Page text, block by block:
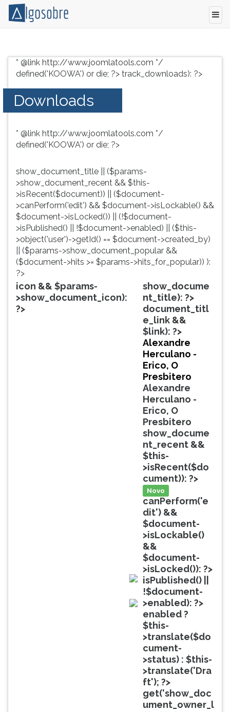
grátis
vestibular,
enem
concursos.
resumos
livros,
biografias,
profissões,
simulados
comentados.
Acessibilidade
leitor
TAB
depois
F
para
ouvir
conteúdo
principal
pular
essa
leitura
pressione
depois
pausar
* @link http://www.joomlatools.com */
defined('KOOWA') or die; ?> track_downloads): ?>
Downloads
* @link http://www.joomlatools.com */
defined('KOOWA') or die; ?>
show_document_title || ($params-
>show_document_recent && $this-
>isRecent($document)) || ($document-
>canPerform('edit') && $document->isLockable() &&
$document->isLocked()) || (!$document-
>isPublished() || !$document->enabled) || ($this-
>object('user')->getId() == $document->created_by)
|| ($params->show_document_popular &&
($document->hits >= $params->hits_for_popular)) ):
?>
icon && $params-
>show_document_icon):
?>
doc
doc
show_docume
nt_title): ?>
document_titl
e_link &&
$link): ?>
Alexandre
Herculano -
Erico, O
Presbitero
Alexandre
Herculano -
Erico, O
Presbitero
show_docume
nt_recent &&
$this-
>isRecent($do
cument)): ?>
Novo
canPerform('e
dit') &&
$document-
>isLockable()
&&
$document-
>isLocked()): ?>
isPublished() ||
!$document-
>enabled): ?>
enabled ?
$this-
>translate($do
cument-
>status) : $this-
>translate('Dra
ft'); ?>
get('show_doc
ument_owner_l